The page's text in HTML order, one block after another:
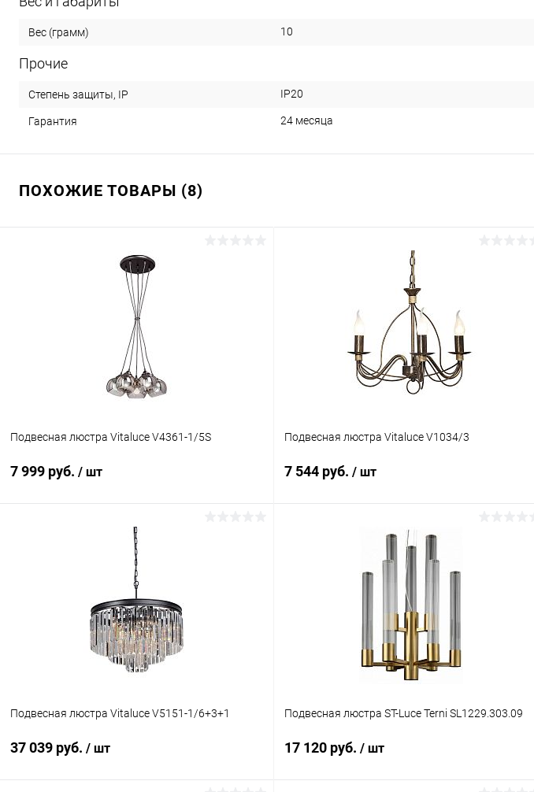
Вес (грамм) 10
Прочие
Степень защиты, IP IP20
Гарантия 24 месяца
ПОХОЖИЕ ТОВАРЫ (8)
Подвесная люстра Vitaluce V4361-1/5S
7 999 руб. / шт
В корзину
В наличии
Подвесная люстра Vitaluce V1034/3
7 544 руб. / шт
В корзину
Купить в 1 клик Сравнение
Подвесная люстра Vitaluce V5151-1/6+3+1
37 039 руб. / шт
Подвесная люстра ST-Luce Terni SL1229.303.09
17 120 руб. / шт